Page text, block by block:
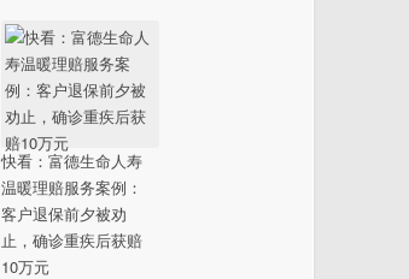
快看：富德生命人寿
温暖理赔服务案例：
客户退保前夕被劝
止，确诊重疾后获赔
10万元